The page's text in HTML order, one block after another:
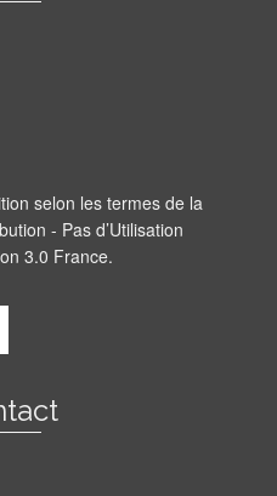
selon les termes de la
- Pas d’Utilisation
3.0 France.